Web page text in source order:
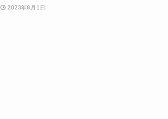
2023年8月1日